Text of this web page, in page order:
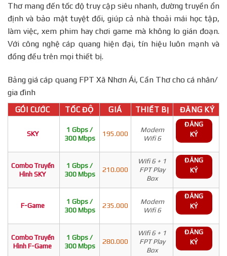
Thơ mang đến tốc độ truy cập siêu nhanh, đường truyền ổn
định và bảo mật tuyệt đối, giúp cả nhà thoải mái học tập,
làm việc, xem phim hay chơi game mà không lo gián đoạn.
Với công nghệ cáp quang hiện đại, tín hiệu luôn mạnh và
đồng đều trên mọi thiết bị.
Bảng giá cáp quang FPT Xã Nhơn Ái, Cần Thơ cho cá nhân/
gia đình
GÓI CƯỚC TỐC ĐỘ GIÁ THIẾT BỊ ĐĂNG KÝ
SKY
1 Gbps /
300 Mbps
195.000
Modem
Wifi 6
ĐĂNG
KÝ
Combo Truyền
Hình SKY
1 Gbps /
300 Mbps
210.000
Wifi 6 + 1
FPT Play
Box
ĐĂNG
KÝ
F-Game
1 Gbps /
300 Mbps
235.000
Modem
Wifi 6
ĐĂNG
KÝ
Combo Truyền
Hình F-Game
1 Gbps /
300 Mbps
280.000
Wifi 6 + 1
FPT Play
Box
ĐĂNG
KÝ